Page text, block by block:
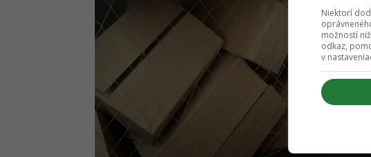
Niektorí
možností
odkaz,
v